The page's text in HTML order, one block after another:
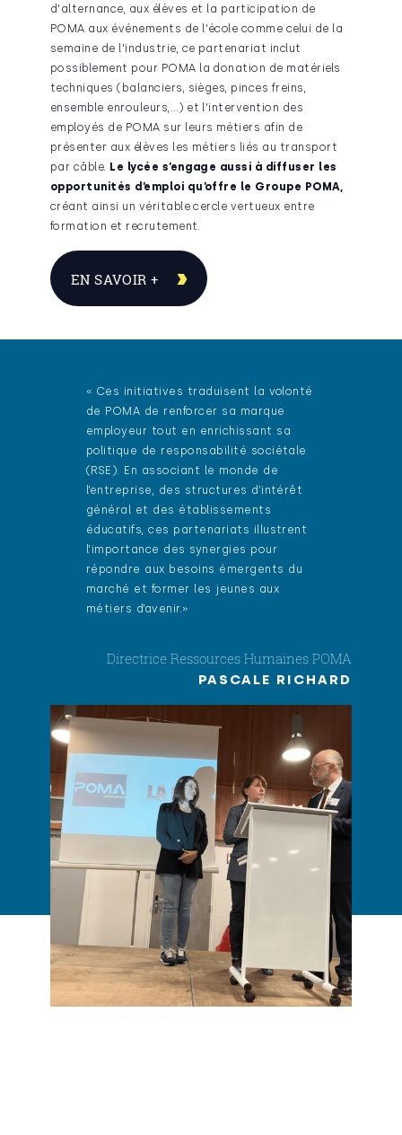
d'alternance, aux élèves et la participation de
POMA aux événements de l'école comme celui de la
semaine de l'industrie, ce partenariat inclut
possiblement pour POMA la donation de matériels
techniques (balanciers, sièges, pinces freins,
ensemble enrouleurs,…) et l'intervention des
employés de POMA sur leurs métiers afin de
présenter aux élèves les métiers liés au transport
par câble. Le lycée s’engage aussi à diffuser les
opportunités d’emploi qu’offre le Groupe POMA,
créant ainsi un véritable cercle vertueux entre
formation et recrutement.
EN SAVOIR +
« Ces initiatives traduisent la volonté
de POMA de renforcer sa marque
employeur tout en enrichissant sa
politique de responsabilité sociétale
(RSE). En associant le monde de
l’entreprise, des structures d’intérêt
général et des établissements
éducatifs, ces partenariats illustrent
l’importance des synergies pour
répondre aux besoins émergents du
marché et former les jeunes aux
métiers d’avenir.»
Directrice Ressources Humaines POMA
PASCALE RICHARD